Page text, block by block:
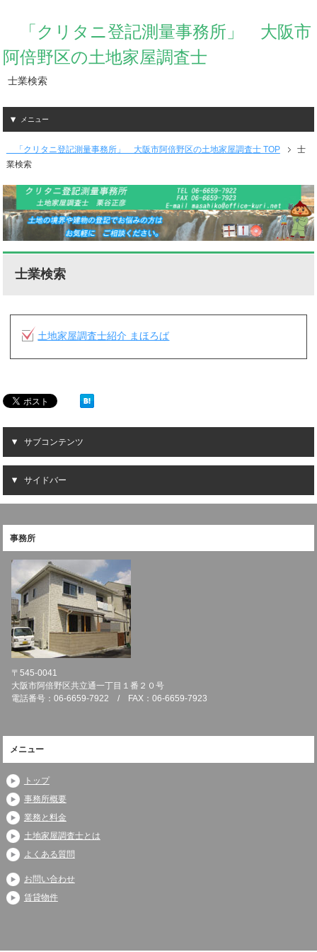
「クリタニ登記測量事務所」 大阪市
阿倍野区の土地家屋調査士
士業検索
メニュー
「クリタニ登記測量事務所」 大阪市阿倍野区の土地家屋調査士 TOP
士
業検索
士業検索
土地家屋調査士紹介 まほろば
サブコンテンツ
サイドバー
事務所
〒545-0041
大阪市阿倍野区共立通一丁目１番２０号
電話番号：06-6659-7922 / FAX：06-6659-7923
メニュー
トップ
事務所概要
業務と料金
土地家屋調査士とは
よくある質問
お問い合わせ
賃貸物件